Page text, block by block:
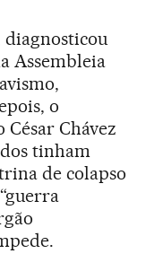
diagnosticou
Assembleia
o
Chávez
tinham
de colapso